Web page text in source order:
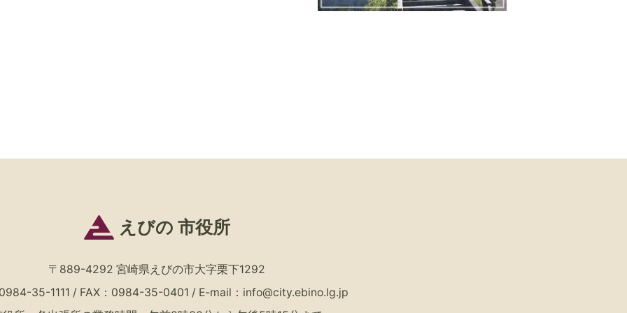
えびの 市役所
〒889-4292 宮崎県えびの市大字栗下1292
35-1111 / FAX：0984-35-0401 / E-mail： info@city.ebino.lg.jp